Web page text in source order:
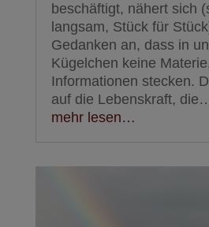
beschäftigt, nähert sich
langsam, Stück für
Gedanken an, dass in
Kügelchen keine
Informationen stecken.
auf die Lebenskraft,
mehr lesen…